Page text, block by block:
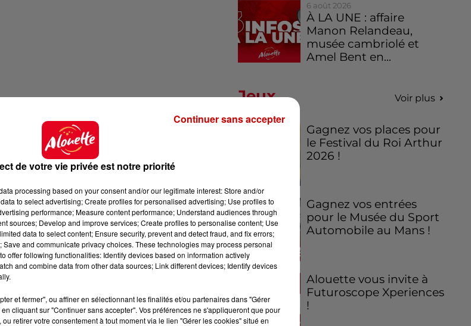
l'eau à l'Aquascope
votre quotidien et préserver la planète
du
! Cette nouveauté a été pensée dansle
:
6 août 2026
À LA UNE : affaire
Manon Relandeau,
musée cambriolé et
Amel Bent en...
Jeux Voir plus
Gagnez vos places pour
le Festival du Roi Arthur
2026 !
Gagnez vos entrées
pour le Musée du Sport
Automobile au Mans !
Alouette vous invite à
Futuroscope Xperiences
!
de votre vie privée est notre priorité
processing based on your consent and/or our legitimate interest: Store and/or
to select advertising; Create profiles for personalised advertising; Use profiles to
performance; Measure content performance; Understand audiences through
sources; Develop and improve services; Create profiles to personalise content; Use
data to select content; Ensure security, prevent and detect fraud, and fix errors;
and communicate privacy choices. These technologies may process personal
offer following functionalities: Identify devices based on information actively
and combine data from other data sources; Link different devices; Identify devices
et fermer", ou affiner en sélectionnant les finalités et/ou partenaires dans "Gérer
cliquant sur "Continuer sans accepter". Vos préférences ne s'appliqueront que pour
retirer votre consentement à tout moment via le lien "Gérer les cookies" situé en
Continuer sans accepter